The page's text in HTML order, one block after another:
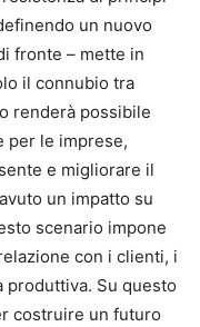
un nuovo
fronte – mette in
il connubio tra
renderà possibile
per le imprese,
e migliorare il
un impatto su
scenario impone
con i clienti, i
produttiva. Su questo
costruire un futuro